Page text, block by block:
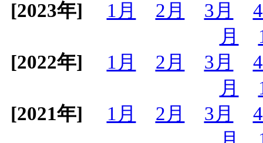
[2023年] 1月 2月 3月
月
[2022年]
1月 2月 3月
月
[2021年]
1月 2月 3月